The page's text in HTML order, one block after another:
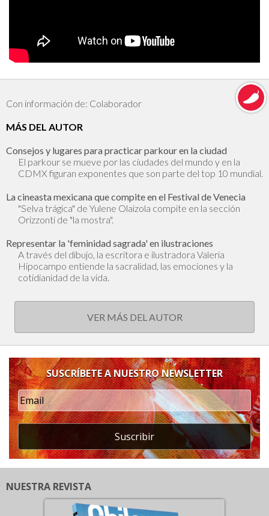
Con información de: Colaborador
MÁS DEL AUTOR
Consejos y lugares para practicar parkour en la ciudad
El parkour se mueve por las ciudades del mundo y en la
CDMX figuran exponentes que son parte del top 10 mundial.
La cineasta mexicana que compite en el Festival de Venecia
"Selva trágica" de Yulene Olaizola compite en la sección
Orizzonti de "la mostra".
Representar la 'feminidad sagrada' en ilustraciones
A través del dibujo, la escritora e ilustradora Valeria
Hipocampo entiende la sacralidad, las emociones y la
cotidianidad de la vida.
VER MÁS DEL AUTOR
SUSCRÍBETE A NUESTRO NEWSLETTER
Suscribir
NUESTRA REVISTA